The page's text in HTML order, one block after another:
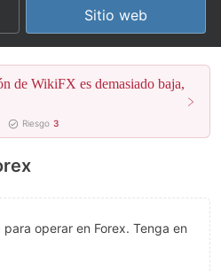
Sitio web
de WikiFX es demasiado baja,
Riesgo 3
operar en Forex. Tenga en